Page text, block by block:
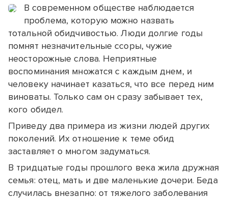
В современном обществе наблюдается
проблема, которую можно назвать
тотальной обидчивостью. Люди долгие годы
помнят незначительные ссоры, чужие
неосторожные слова. Неприятные
воспоминания множатся с каждым днем, и
человеку начинает казаться, что все перед ним
виноваты. Только сам он сразу забывает тех,
кого обидел.
Приведу два примера из жизни людей других
поколений. Их отношение к теме обид
заставляет о многом задуматься.
В тридцатые годы прошлого века жила дружная
семья: отец, мать и две маленькие дочери. Беда
случилась внезапно: от тяжелого заболевания